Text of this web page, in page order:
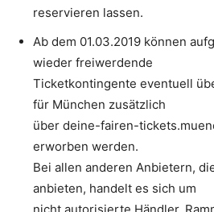
reservieren lassen.
Ab dem 01.03.2019 können
wieder freiwerdende
Ticketkontingente eventuell
für München zusätzlich
über deine-fairen-
erworben werden.
Bei allen anderen Anbietern,
anbieten, handelt es sich um